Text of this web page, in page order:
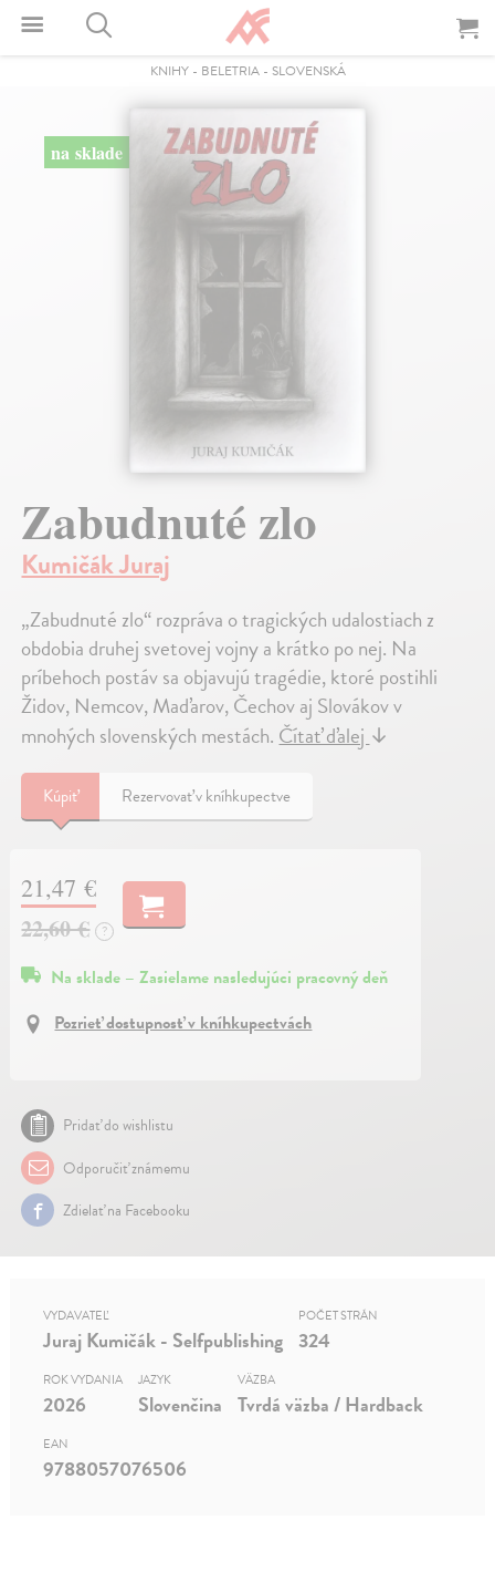
KNIHY- BELETRIA- SLOVENSKÁ
na sklade
Zabudnuté zlo
Kumičák Juraj
„Zabudnuté zlo“ rozpráva o tragických udalostiach z
obdobia druhej svetovej vojny a krátko po nej. Na
príbehoch postáv sa objavujú tragédie, ktoré postihli
Židov, Nemcov, Maďarov, Čechov aj Slovákov v
mnohých slovenských mestách.Čítať ďalej↓
Kúpiť Rezervovať v kníhkupectve
21,47 €
22,60 €
?
Na sklade – Zasielame nasledujúci pracovný deň
Pozrieť dostupnosť v kníhkupectvách
Pridať do wishlistu
Odporučiť známemu
Zdielať na Facebooku
VYDAVATEĽ
Juraj Kumičák - Selfpublishing
POČET STRÁN
324
ROK VYDANIA
2026
JAZYK
Slovenčina
VÄZBA
Tvrdá väzba / Hardback
EAN
9788057076506